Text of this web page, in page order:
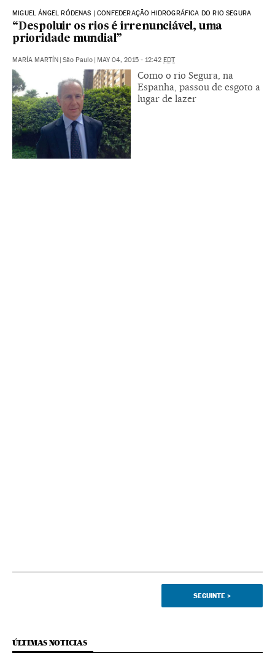
MIGUEL ÁNGEL RÓDENAS | CONFEDERAÇÃO HIDROGRÁFICA DO RIO SEGURA
“Despoluir os rios é irrenunciável, uma
prioridade mundial”
MARÍA MARTÍN São Paulo MAY 04, 2015 - 12:42 EDT
Como o rio Segura, na
Espanha, passou de esgoto a
lugar de lazer
SEGUINTE >
ÚLTIMAS NOTICIAS